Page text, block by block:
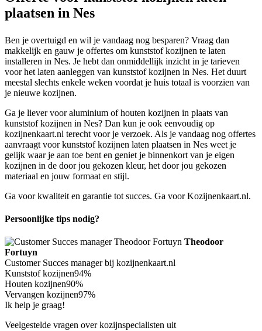
plaatsen in Nes
Ben je overtuigd en wil je vandaag nog besparen? Vraag dan
makkelijk en gauw je offertes om kunststof kozijnen te laten
installeren in Nes. Je hebt dan onmiddellijk inzicht in je tarieven
voor het laten aanleggen van kunststof kozijnen in Nes. Het duurt
meestal slechts enkele weken voordat je huis totaal is voorzien van
je nieuwe kozijnen.
Ga je liever voor aluminium of houten kozijnen in plaats van
kunststof kozijnen in Nes? Dan kun je ook eenvoudig op
kozijnenkaart.nl terecht voor je verzoek. Als je vandaag nog offertes
aanvraagt voor kunststof kozijnen laten plaatsen in Nes weet je
gelijk waar je aan toe bent en geniet je binnenkort van je eigen
kozijnen in de door jou gekozen kleur, het door jou gekozen
materiaal en jouw formaat en stijl.
Ga voor kwaliteit en garantie tot succes. Ga voor Kozijnenkaart.nl.
Persoonlijke tips nodig?
Theodoor
Fortuyn
Customer Succes manager bij kozijnenkaart.nl
Kunststof kozijnen94%
Houten kozijnen90%
Vervangen kozijnen97%
Ik help je graag!
Veelgestelde vragen over kozijnspecialisten uit